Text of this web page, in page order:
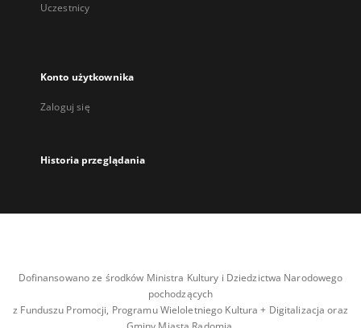
Uczestnicy
Konto użytkownika
Zaloguj się
Historia przeglądania
Dofinansowano ze środków Ministra Kultury i Dziedzictwa Narodowego
pochodzących
z Funduszu Promocji, Programu Wieloletniego Kultura + Digitalizacja oraz